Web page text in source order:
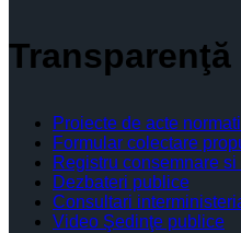
Proiecte de acte
Formular colectare
Registru consemnare
Dezbateri publice
Consultari
Video Şedinţe publice